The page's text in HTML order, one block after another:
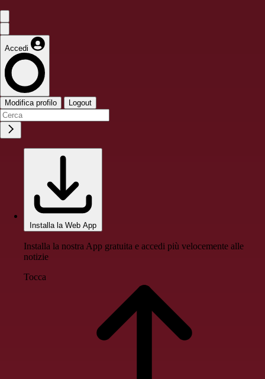
Accedi
Modifica profilo Logout
Installa la Web App
Installa la nostra App gratuita e accedi più velocemente alle
notizie
Tocca